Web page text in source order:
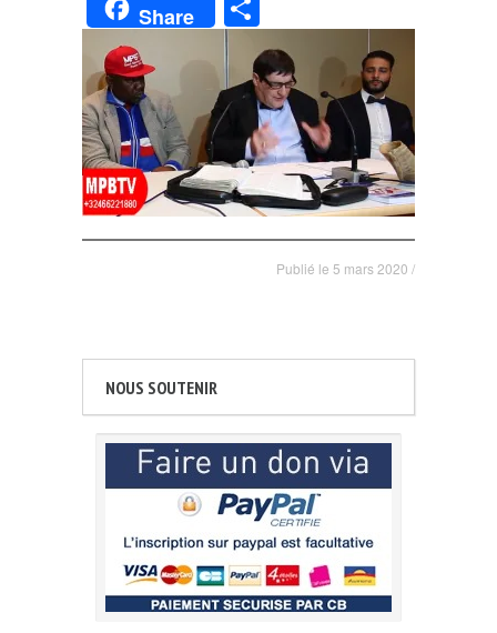
Share
Publié le 5 mars 2020 /
NOUS SOUTENIR